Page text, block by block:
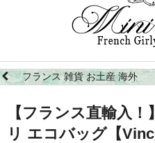
フランス 雑貨 お土産 海外
【フランス直輸入
リ エコバッグ【